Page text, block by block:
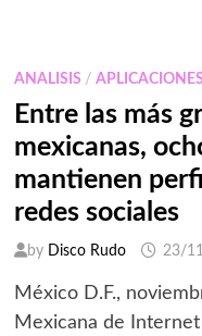
PRIVADAS
HÍBRIDAS
ANALISIS / APLICACIONES
Entre las más
mexicanas,
mantienen
redes sociales
by Disco Rudo 23/
México D.F.,
Mexicana de